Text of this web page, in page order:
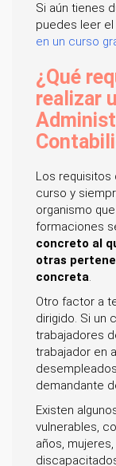
Si aún tienes
puedes leer el
en un curso
¿Qué
realizar
Los requisitos
curso y
organismo
formaciones
concreto al
otras
concreta.
Otro factor a
dirigido. Si un
trabajadores
trabajador en
demandante
Existen
vulnerables,
años,